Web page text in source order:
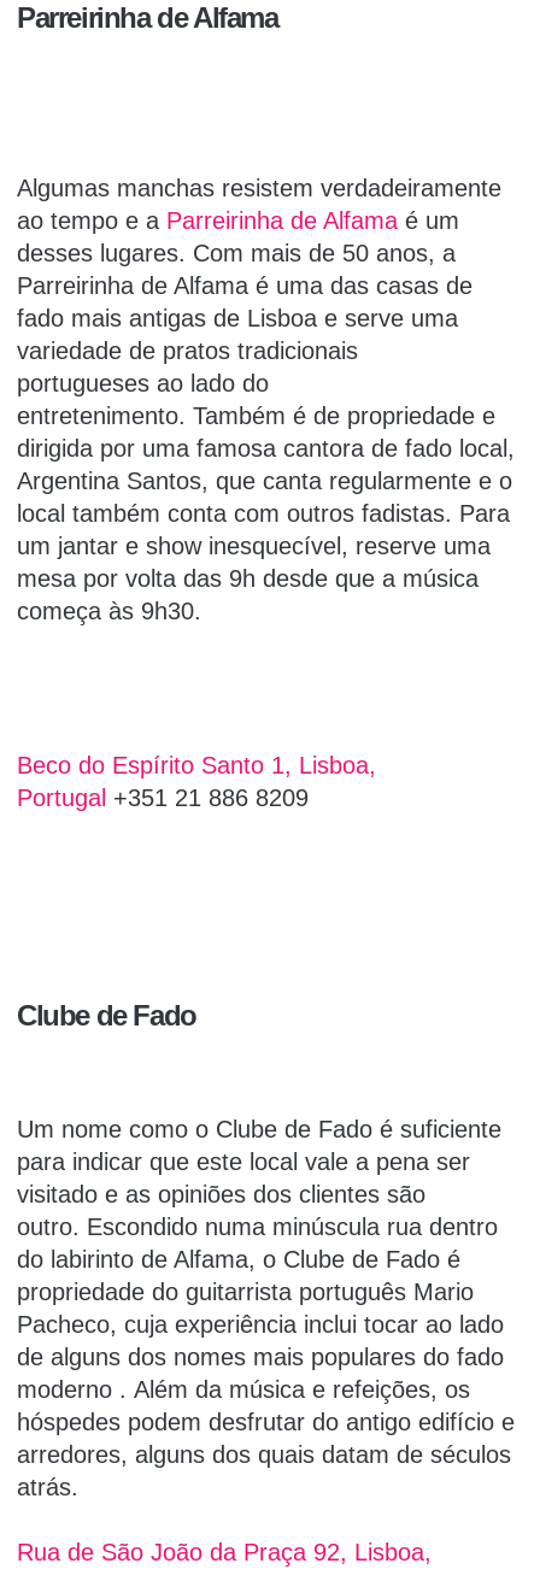
Parreirinha de Alfama
Algumas manchas resistem verdadeiramente
ao tempo e a Parreirinha de Alfama é um
desses lugares. Com mais de 50 anos, a
Parreirinha de Alfama é uma das casas de
fado mais antigas de Lisboa e serve uma
variedade de pratos tradicionais
portugueses ao lado do
entretenimento. Também é de propriedade e
dirigida por uma famosa cantora de fado local,
Argentina Santos, que canta regularmente e o
local também conta com outros fadistas. Para
um jantar e show inesquecível, reserve uma
mesa por volta das 9h desde que a música
começa às 9h30.
Beco do Espírito Santo 1, Lisboa,
Portugal +351 21 886 8209
Clube de Fado
Um nome como o Clube de Fado é suficiente
para indicar que este local vale a pena ser
visitado e as opiniões dos clientes são
outro. Escondido numa minúscula rua dentro
do labirinto de Alfama, o Clube de Fado é
propriedade do guitarrista português Mario
Pacheco, cuja experiência inclui tocar ao lado
de alguns dos nomes mais populares do fado
moderno . Além da música e refeições, os
hóspedes podem desfrutar do antigo edifício e
arredores, alguns dos quais datam de séculos
atrás.
Rua de São João da Praça 92, Lisboa,